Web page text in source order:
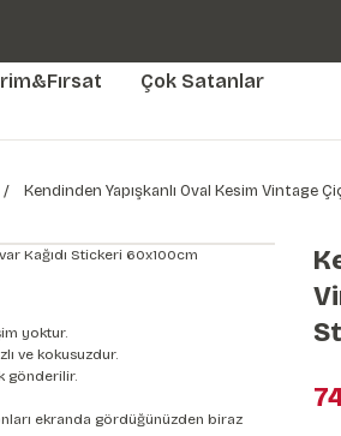
Kendinden Yapışkanlı Kolay
Çok Satanlar
Kendinden Yapışkanlı Oval Kesim Vintage
yoktur.
ve kokusuzdur.
gönderilir.
ekranda gördüğünüzden biraz